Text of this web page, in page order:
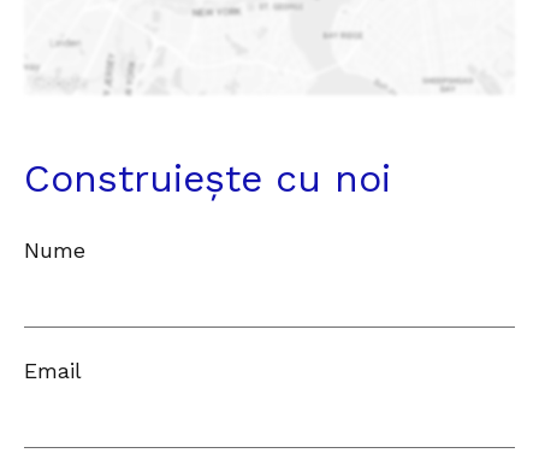
Construiește cu noi
Nume
Email